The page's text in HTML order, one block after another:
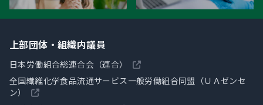
上部団体・組織内議員
日本労働組合総連合会（連合）
全国繊維化学食品流通サービス一般労働組合同盟（ＵＡゼンセ
ン）